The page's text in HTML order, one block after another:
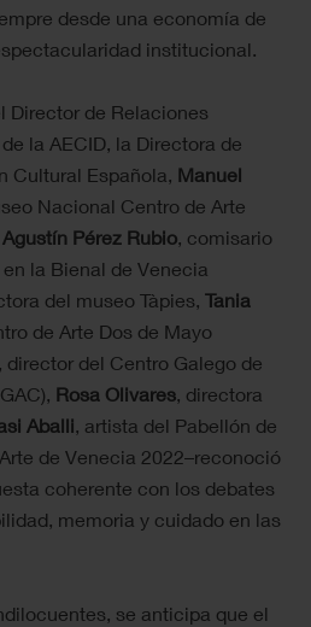
desde una economía de
institucional.
Director de Relaciones
la AECID, la Directora de
Cultural Española, Manuel
Nacional Centro de Arte
Agustín Pérez Rubio, comisario
la Bienal de Venecia
del museo Tàpies, Tania
de Arte Dos de Mayo
, director del Centro Galego de
Rosa Olivares, directora
Aballi, artista del Pabellón de
de Venecia 2022–reconoció
coherente con los debates
memoria y cuidado en las
se anticipa que el